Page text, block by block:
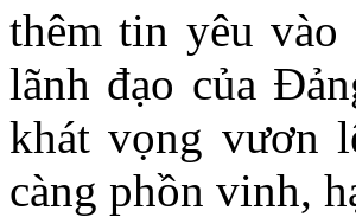
thêm tin yêu vào
lãnh đạo của
khát vọng vươn
càng phồn vinh,